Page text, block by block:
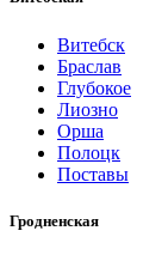
Витебск
Браслав
Глубокое
Лиозно
Орша
Полоцк
Поставы
Гродненская